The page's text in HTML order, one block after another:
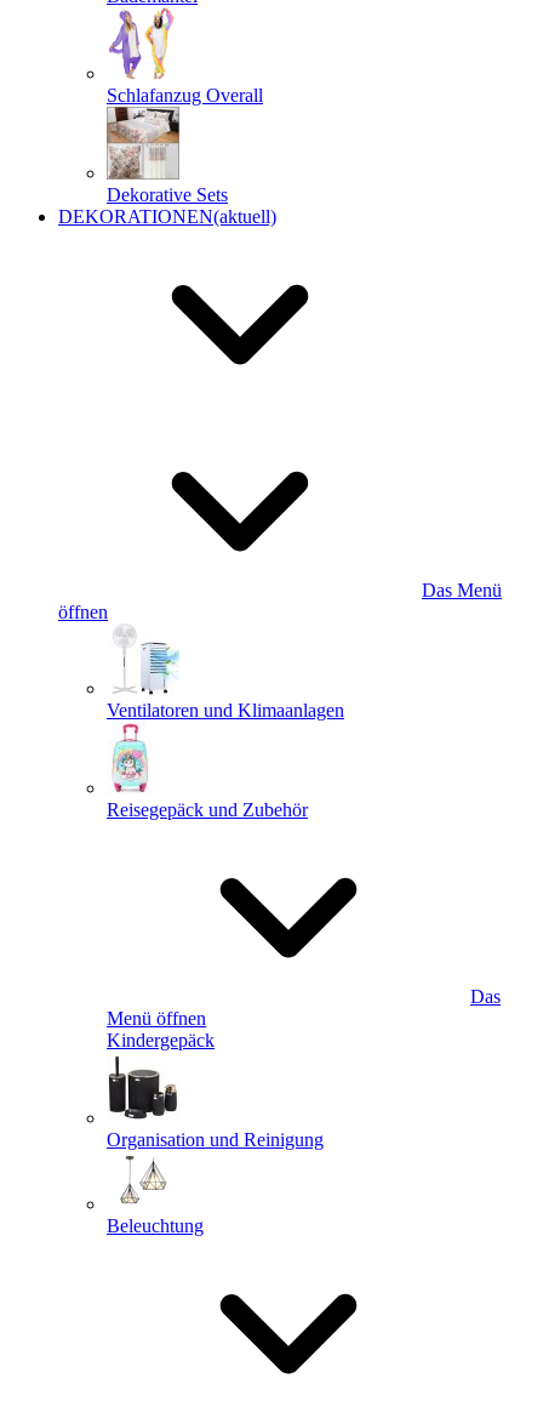
Schlafanzug Overall
Dekorative Sets
DEKORATIONEN(aktuell)
Das Menü
öffnen
Ventilatoren und Klimaanlagen
Reisegepäck und Zubehör
Das
Menü öffnen
Kindergepäck
Organisation und Reinigung
Beleuchtung